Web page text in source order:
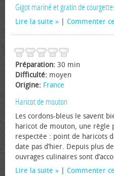
Gigot mariné et gratin de
Lire la suite Commenter
Préparation: 30 min
Difficulté: moyen
Origine: France
Haricot de mouton
Les cordons-bleus le savent
haricot de mouton, une
respectée : point de haricots
date pas d’hier. Depuis plus
ouvrages culinaires sont
Lire la suite
Commenter